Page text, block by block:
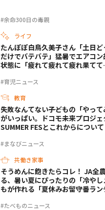
#余命300日の毒親
ライフ
#育児ニュース
たんぽぽ白鳥久美子さん「土日ど
だけでバテバテ」猛暑でエアコ
状態に「疲れて疲れて疲れ果てて
教育
#まなびニュース
失敗なんてない――子どもの「やっ
がいっぱい。ドコモ未来プロジェ
SUMMER FESとこれからについて
共働き家事
#たべものニュース
そうめんに飽きたらコレ！ JA全
る、暑い夏にぴったりの「冷や
もが作れる「夏休みお留守番ラ